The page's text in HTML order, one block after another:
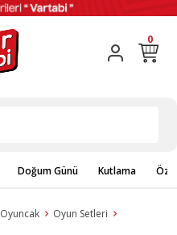
0
Doğum Günü Kutlama
Oyuncak
Oyun Setleri